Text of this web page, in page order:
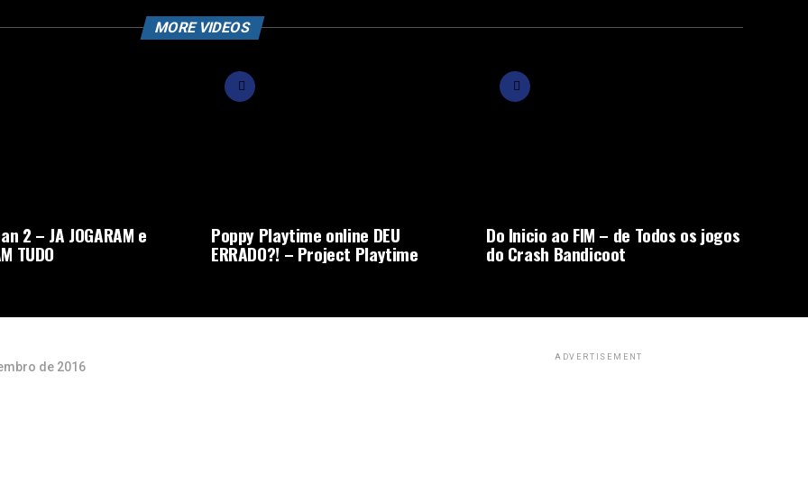
MORE VIDEOS
2 – JA JOGARAM e
TUDO
Poppy Playtime online DEU
ERRADO?! – Project Playtime
Do Inicio ao FIM – de Todos os jogos
do Crash Bandicoot
de 2016
ADVERTISEMENT